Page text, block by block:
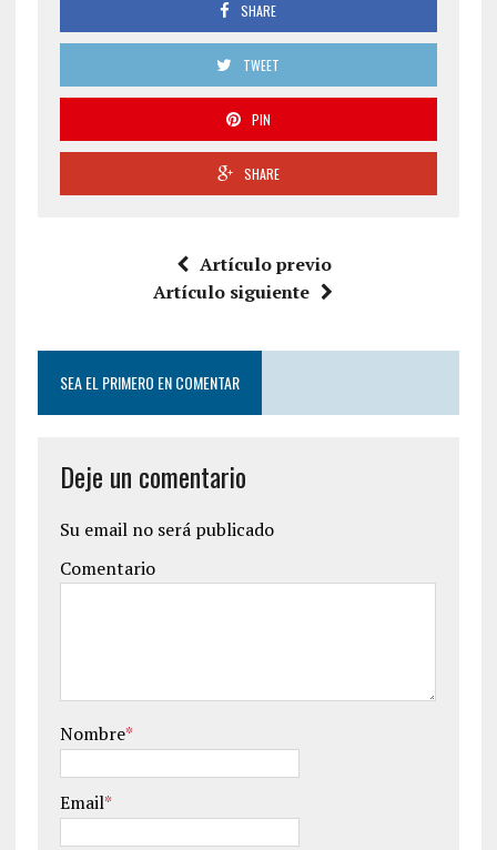
SHARE
TWEET
PIN
SHARE
Artículo previo
Artículo siguiente
SEA EL PRIMERO EN COMENTAR
Deje un comentario
Su email no será publicado
Comentario
Nombre*
Email*